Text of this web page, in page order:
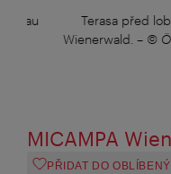
Terasa před
Wienerwald. – ©
MICAMPA
PŘIDAT DO